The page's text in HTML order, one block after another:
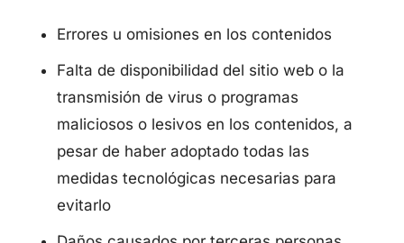
Errores u omisiones en los contenidos
Falta de disponibilidad del sitio web o la
transmisión de virus o programas
maliciosos o lesivos en los contenidos, a
pesar de haber adoptado todas las
medidas tecnológicas necesarias para
evitarlo